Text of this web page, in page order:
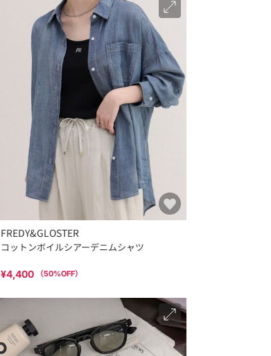
FREDY&GLOSTER
コットンボイルシアーデニムシャツ
¥4,400 （50%OFF）